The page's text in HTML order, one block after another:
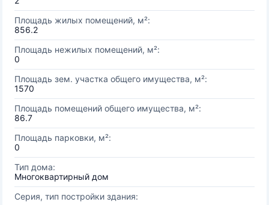
Площадь жилых помещений, м²:
856.2
Площадь нежилых помещений, м²:
0
Площадь зем. участка общего имущества, м²:
1570
Площадь помещений общего имущества, м²:
86.7
Площадь парковки, м²:
0
Тип дома:
Многоквартирный дом
Серия, тип постройки здания: